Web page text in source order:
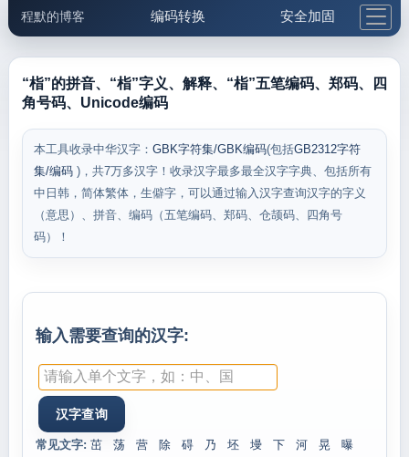
程默的博客 编码转换 安全加固
邮件工具 生活便民 更多工具
“栺”的拼音、“栺”字义、解释、“栺”五笔编码、郑码、四
角号码、Unicode编码
本工具收录中华汉字： GBK字符集/GBK编码(包括GB2312字符
集/编码 )，共7万多汉字！收录汉字最多最全汉字字典、包括所有
中日韩，简体繁体，生僻字，可以通过输入汉字查询汉字的字义
（意思）、拼音、编码（五笔编码、郑码、仓颉码、四角号
码）！
输入需要查询的汉字:
常见文字: 茁 荡 营 除 碍 乃 坯 墁 下 河 晃
曝